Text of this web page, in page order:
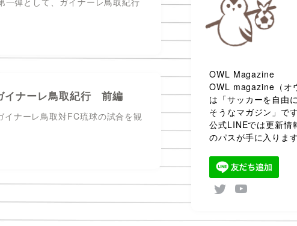
イナーレ鳥取紀行 前編
ナーレ鳥取対FC琉球の試合を観
OWL Magazine
OWL magazine（オ
は「サッカーを自由
そうなマガジン」です
公式LINEでは更新情
のパスが手に入ります